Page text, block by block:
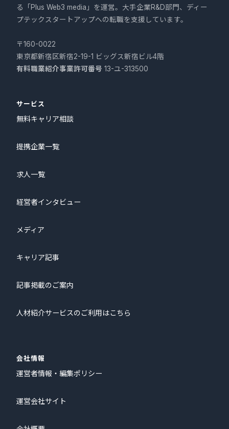
る「Plus Web3 media」を運営。大手企業R&D部門、ディー
プテックスタートアップへの転職を支援しています。
〒160-0022
東京都新宿区新宿2-19-1 ビッグス新宿ビル4階
有料職業紹介事業許可番号 13-ユ-313500
サービス
無料キャリア相談
提携企業一覧
求人一覧
経営者インタビュー
メディア
キャリア記事
記事掲載のご案内
人材紹介サービスのご利用はこちら
会社情報
運営者情報・編集ポリシー
運営会社サイト